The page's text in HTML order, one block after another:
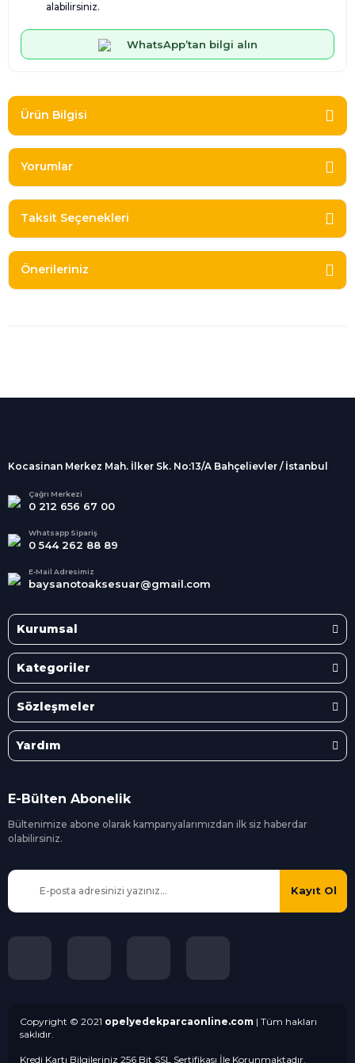
alabilirsiniz.
WhatsApp’tan bilgi alın
Ürün Bilgisi
Yorumlar
Taksit Seçenekleri
Önerileriniz
Alışveriş
kargolanmaktadır.
Tüm Kredi Kartlarına taksit
seçenekleri
Kocasinan Merkez Mah. İlker Sk. No:13/A Bahçelievler / İstanbul
Çağrı Merkezi
0 212 656 67 00
Whatsapp Sipariş
0 544 262 88 89
E-Mail Adresimiz
baysanotoaksesuar@gmail.com
Kurumsal
Kategoriler
Sözleşmeler
Yardım
E-Bülten Abonelik
Bültenimize abone olarak kampanyalarımızdan ilk siz haberdar
olabilirsiniz.
Kayıt Ol
Copyright © 2021 opelyedekparcaonline.com | Tüm hakları
saklıdır.
Kredi Kartı Bilgileriniz 256 Bit SSL Sertifikası İle Korunmaktadır.